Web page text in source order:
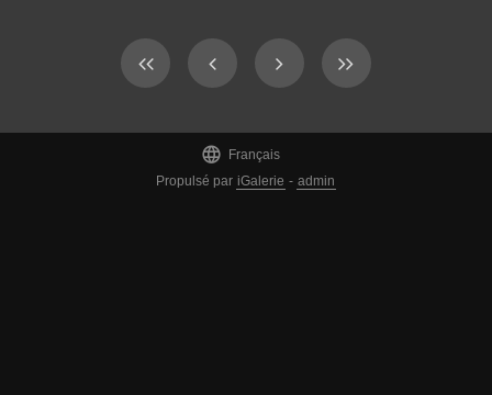

Français
Propulsé par iGalerie - admin